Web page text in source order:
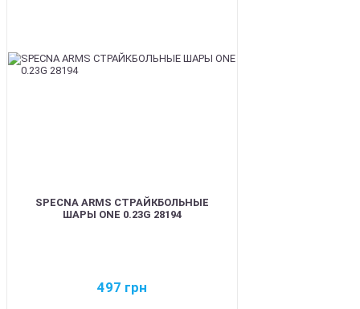
SPECNA ARMS СТРАЙКБОЛЬНЫЕ
ШАРЫ ONE 0.23G 28194
497 грн